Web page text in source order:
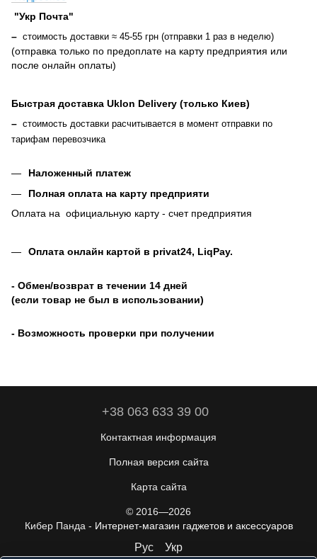
"Укр Почта"
– стоимость доставки ≈ 45-55 грн (отправки 1 раз в неделю)
(отправка только по предоплате на карту предприятия или
после онлайн оплаты)
Быстрая доставка Uklon Delivery (только Киев)
– стоимость доставки расчитывается в момент отправки по
тарифам перевозчика
Наложенный платеж
Полная оплата на карту предприяти
Оплата на официальную карту - счет предприятия
Оплата онлайн картой в privat24, LiqPay.
- Обмен/возврат в течении 14 дней
(если товар не был в использовании)
- Возможность проверки при получении
+38 063 633 39 00
Контактная информация
Полная версия сайта
Карта сайта
© 2016—2026
Кибер Панда - Интернет-магазин гаджетов и аксессуаров
Рус Укр